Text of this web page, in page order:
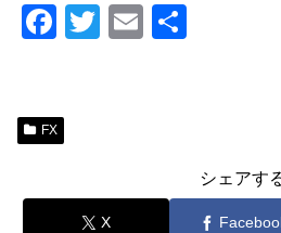
F
e
o
T
E
FX
シェアす
X